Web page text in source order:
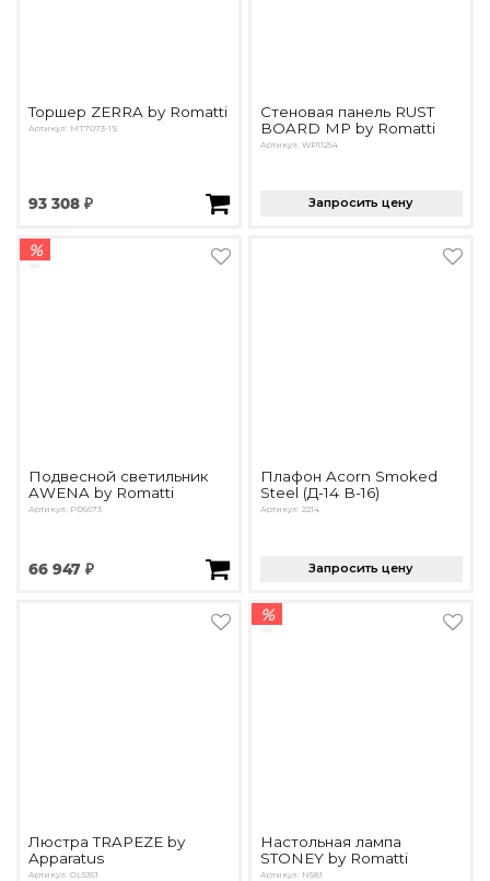
Торшер ZERRA by Romatti
Артикул: MT7073-1S
93 308 ₽
Стеновая панель RUST
BOARD MP by Romatti
Артикул: WP11254
Запросить цену
%
Подвесной светильник
AWENA by Romatti
Артикул: PD5673
66 947 ₽
Плафон Acorn Smoked
Steel (Д-14 В-16)
Артикул: 2214
Запросить цену
Люстра TRAPEZE by
Apparatus
Артикул: OL5361
%
Настольная лампа
STONEY by Romatti
Артикул: N581